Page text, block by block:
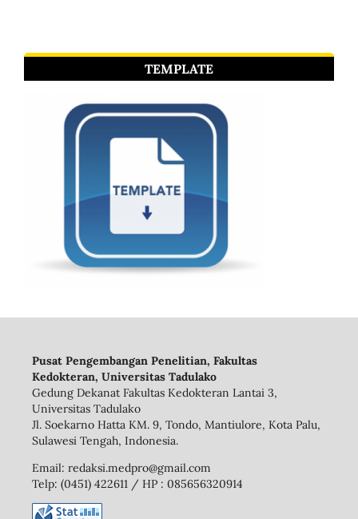
TEMPLATE
Pusat Pengembangan Penelitian, Fakultas
Kedokteran, Universitas Tadulako
Gedung Dekanat Fakultas Kedokteran Lantai 3,
Universitas Tadulako
Jl. Soekarno Hatta KM. 9, Tondo, Mantiulore, Kota Palu,
Sulawesi Tengah, Indonesia.
Email: redaksi.medpro@gmail.com
Telp: (0451) 422611 / HP : 085656320914